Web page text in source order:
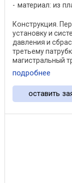
материал: из
Конструкция.
установку и
давления и
третьему
магистральный
повышается, ...
подробнее
оставить